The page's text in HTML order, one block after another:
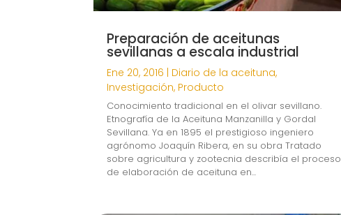
Preparación de aceitunas
sevillanas a escala industrial
Ene 20, 2016 | Diario de la aceituna,
Investigación, Producto
Conocimiento tradicional en el olivar sevillano.
Etnografía de la Aceituna Manzanilla y Gordal
Sevillana. Ya en 1895 el prestigioso ingeniero
agrónomo Joaquín Ribera, en su obra Tratado
sobre agricultura y zootecnia describía el proceso
de elaboración de aceituna en...